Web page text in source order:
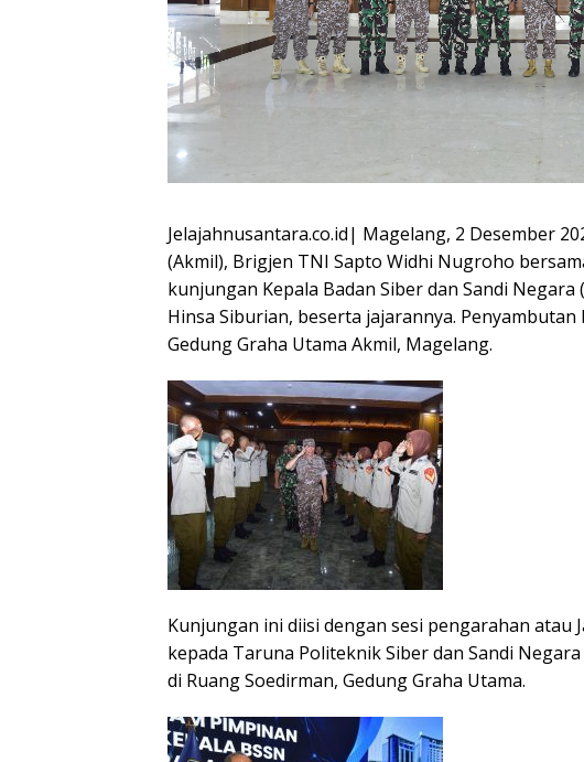
Jelajahnusantara.co.id| Magelang, 2 Desember
(Akmil), Brigjen TNI Sapto Widhi Nugroho
kunjungan Kepala Badan Siber dan Sandi Negara
Hinsa Siburian, beserta jajarannya.
Gedung Graha Utama Akmil, Magelang.
Kunjungan ini diisi dengan sesi pengarahan atau
kepada Taruna Politeknik Siber dan Sandi
di Ruang Soedirman, Gedung Graha Utama.